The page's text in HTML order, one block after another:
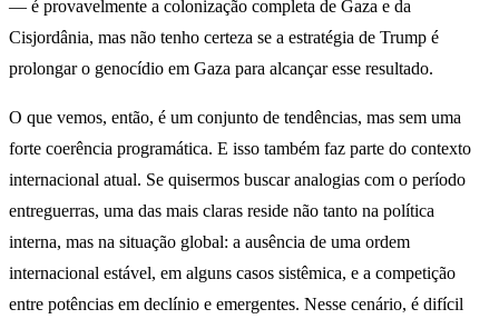
— é provavelmente a colonização completa de Gaza e da
Cisjordânia, mas não tenho certeza se a estratégia de Trump é
prolongar o genocídio em Gaza para alcançar esse resultado.
O que vemos, então, é um conjunto de tendências, mas sem uma
forte coerência programática. E isso também faz parte do contexto
internacional atual. Se quisermos buscar analogias com o período
entreguerras, uma das mais claras reside não tanto na política
interna, mas na situação global: a ausência de uma ordem
internacional estável, em alguns casos sistêmica, e a competição
entre potências em declínio e emergentes. Nesse cenário, é difícil